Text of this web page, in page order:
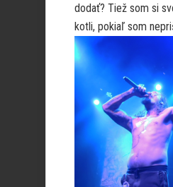
dodať? Tiež som si
kotli, pokiaľ som